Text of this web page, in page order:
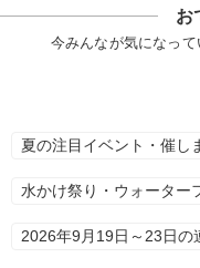
お
今みんなが気になっ
夏の注目イベント・催し
水かけ祭り・ウォーター
2026年9月19日～23日の